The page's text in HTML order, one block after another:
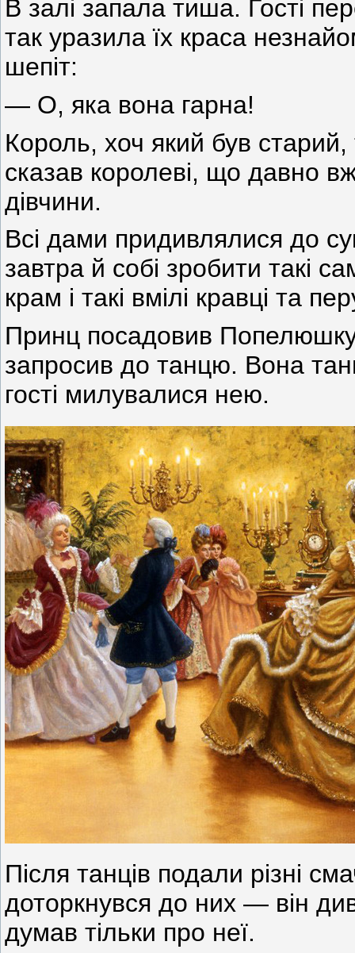
В залі запала тиша. Гості
так уразила їх краса
шепіт:
— О, яка вона гарна!
Король, хоч який був
сказав королеві, що давно
дівчини.
Всі дами придивлялися до
завтра й собі зробити такі
крам і такі вмілі кравці та
Принц посадовив
запросив до танцю. Вона
гості милувалися нею.
Після танців подали різні
доторкнувся до них — він
думав тільки про неї.